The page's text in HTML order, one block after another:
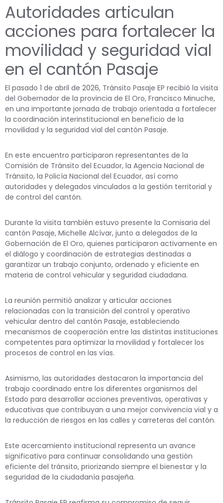
Autoridades articulan
acciones para fortalecer la
movilidad y seguridad vial
en el cantón Pasaje
El pasado 1 de abril de 2026, Tránsito Pasaje EP recibió la visita
del Gobernador de la provincia de El Oro, Francisco Minuche,
en una importante jornada de trabajo orientada a fortalecer
la coordinación interinstitucional en beneficio de la
movilidad y la seguridad vial del cantón Pasaje.
En este encuentro participaron representantes de la
Comisión de Tránsito del Ecuador, la Agencia Nacional de
Tránsito, la Policía Nacional del Ecuador, así como
autoridades y delegados vinculados a la gestión territorial y
de control del cantón.
Durante la visita también estuvo presente la Comisaria del
cantón Pasaje, Michelle Alcívar, junto a delegados de la
Gobernación de El Oro, quienes participaron activamente en
el diálogo y coordinación de estrategias destinadas a
garantizar un trabajo conjunto, ordenado y eficiente en
materia de control vehicular y seguridad ciudadana.
La reunión permitió analizar y articular acciones
relacionadas con la transición del control y operativo
vehicular dentro del cantón Pasaje, estableciendo
mecanismos de cooperación entre las distintas instituciones
competentes para optimizar la movilidad y fortalecer los
procesos de control en las vías.
Asimismo, las autoridades destacaron la importancia del
trabajo coordinado entre los diferentes organismos del
Estado para desarrollar acciones preventivas, operativas y
educativas que contribuyan a una mejor convivencia vial y a
la reducción de riesgos en las calles y carreteras del cantón.
Este acercamiento institucional representa un avance
significativo para continuar consolidando una gestión
eficiente del tránsito, priorizando siempre el bienestar y la
seguridad de la ciudadanía pasajeña.